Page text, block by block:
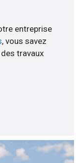
entreprise
, vous savez
travaux